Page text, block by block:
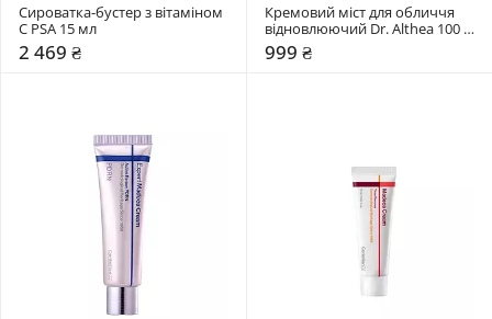
Сироватка-бустер з вітаміном
C PSA 15 мл
2 469 ₴
Кремовий міст для обличчя
відновлюючий Dr. Althea 100
мл
999 ₴